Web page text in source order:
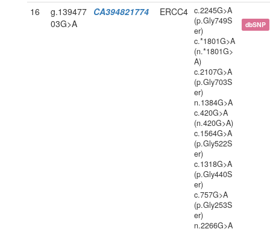
16
g.139477
03G>A
CA394821774 ERCC4 c.2245G>A
(p.Gly749S
er)
c.*1801G>A
(n.*1801G>
A)
c.2107G>A
(p.Gly703S
er)
n.1384G>A
c.420G>A
(n.420G>A)
c.1564G>A
(p.Gly522S
er)
c.1318G>A
(p.Gly440S
er)
c.757G>A
(p.Gly253S
er)
n.2266G>A
dbSNP